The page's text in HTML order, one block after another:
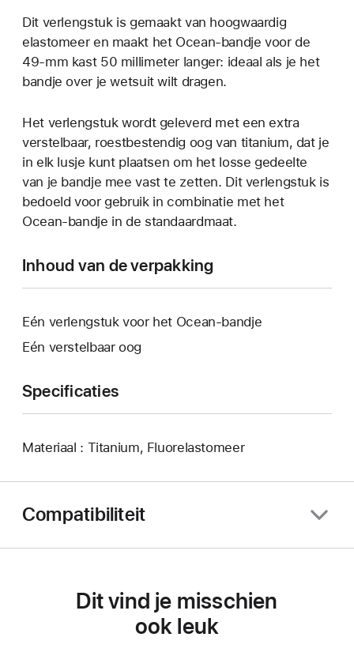
Dit verlengstuk is gemaakt van hoogwaardig
elastomeer en maakt het Ocean-bandje voor de
49‑mm kast 50 millimeter langer: ideaal als je het
bandje over je wetsuit wilt dragen.
Het verlengstuk wordt geleverd met een extra
verstelbaar, roestbestendig oog van titanium, dat je
in elk lusje kunt plaatsen om het losse gedeelte
van je bandje mee vast te zetten. Dit verlengstuk is
bedoeld voor gebruik in combinatie met het
Ocean-bandje in de standaardmaat.
Inhoud van de verpakking
Eén verlengstuk voor het Ocean-bandje
Eén verstelbaar oog
Specificaties
Materiaal : Titanium, Fluorelastomeer
Compatibiliteit
Dit vind je misschien
ook leuk